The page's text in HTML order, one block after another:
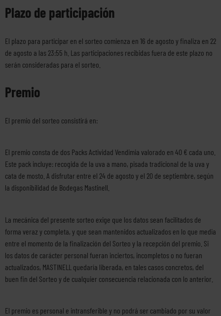
Plazo de participación
El plazo para participar en el sorteo comienza en 16 de agosto y finaliza en 22
de agosto a las 23:55 h. Las participaciones recibidas fuera de este plazo no
serán consideradas para el sorteo.
Premio
El premio del sorteo consistirá en:
El premio consta de dos Packs Actividad Vendimia valorado en 40 € cada uno.
Este pack incluye: recogida de la uva a mano, pisada tradicional de la uva y
cata de mosto. A disfrutar entre el 24 de agosto y el 20 de septiembre, según
la disponibilidad de Bodegas Mastinell.
La mecánica del presente sorteo exige que los datos sean facilitados de
forma veraz y completa, y que sean mantenidos actualizados en lo que media
entre el momento de la finalización del Sorteo y la recepción del premio. Si
los datos de carácter personal fueran inciertos, incompletos o no fueran
actualizados, MASTINELL quedaría liberada, en tales casos concretos, del
buen fin del Sorteo y de cualquier consecuencia relacionada con lo anterior.
El premio es personal e intransferible y no podrá ser cambiado por su valor